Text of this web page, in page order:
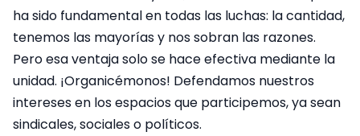
ha sido fundamental en todas las luchas: la cantidad,
tenemos las mayorías y nos sobran las razones.
Pero esa ventaja solo se hace efectiva mediante la
unidad. ¡Organicémonos! Defendamos nuestros
intereses en los espacios que participemos, ya sean
sindicales, sociales o políticos.